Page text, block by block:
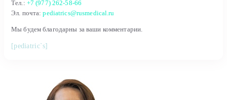
Тел.: +7 (977) 262-58-66
Эл. почта:pediatrics@rusmedical.ru
Мы будем благодарны за ваши комментарии.
[pediatric`s]